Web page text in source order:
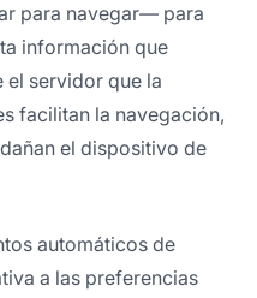
para navegar— para
información que
el servidor que la
facilitan la navegación,
el dispositivo de
automáticos de
a las preferencias